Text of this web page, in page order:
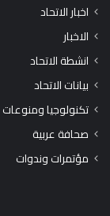
اخبار الاتحاد
الاخبار
انشطة الاتحاد
بيانات الاتحاد
تكنولوجيا ومنوعات
صحافة عربية
مؤتمرات وندوات